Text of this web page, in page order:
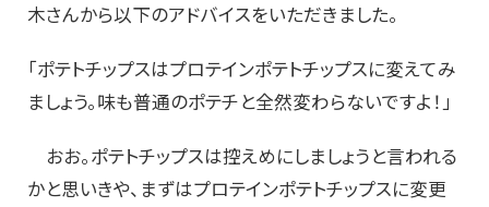
木さんから以下のアドバイスをいただきました。
「ポテトチップスはプロテインポテトチップスに変えてみ
ましょう。味も普通のポテチと全然変わらないですよ！」
おお。ポテトチップスは控えめにしましょうと言われる
かと思いきや、まずはプロテインポテトチップスに変更